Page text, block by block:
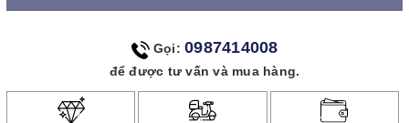
Gọi: 0987414008
để được tư vấn và mua hàng.